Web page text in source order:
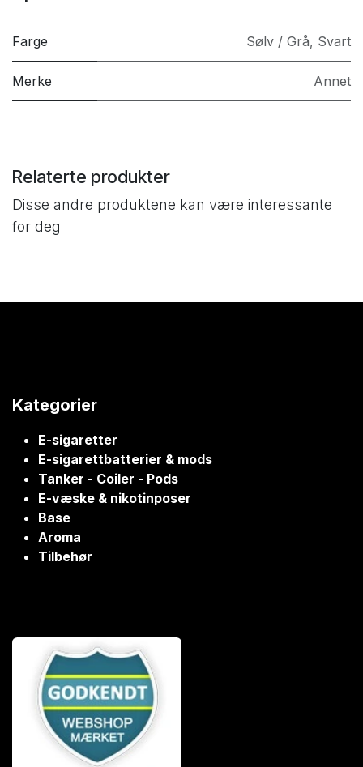
Farge Sølv / Grå, Svart
Merke Annet
Relaterte produkter
Disse andre produktene kan være interessante
for deg
Kategorier
E-sigaretter
E-sigarettbatterier & mods
Tanker - Coiler - Pods
E-væske & nikotinposer
Base
Aroma
Tilbehør